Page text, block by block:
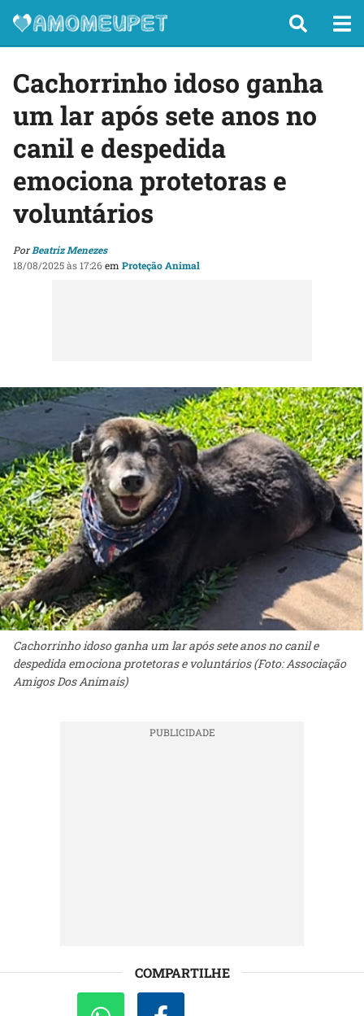
Cachorrinho idoso ganha
um lar após sete anos no
canil e despedida
emociona protetoras e
voluntários
PorBeatriz Menezes
18/08/2025 às 17:26em Proteção Animal
Cachorrinho idoso ganha um lar após sete anos no canil e
despedida emociona protetoras e voluntários (Foto: Associação
Amigos Dos Animais)
COMPARTILHE